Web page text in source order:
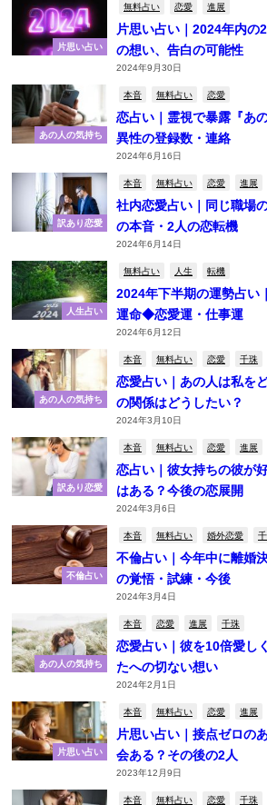
片思い占い
無料占い 恋愛 進展
片思い占い｜2024年内の
の想い、告白の可能性
2024年9月30日
あの人の気持ち
本音 無料占い 恋愛
恋占い｜霊視で暴露『あ
異性の登録数・連絡
2024年6月16日
訳あり恋愛
本音 無料占い 恋愛 進展
社内恋愛占い｜同じ職場
の本音・2人の恋転機
2024年6月14日
人生占い
無料占い 人生 転機
2024年下半期の運勢占い
運命◆恋愛運・仕事運
2024年6月12日
あの人の気持ち
本音 無料占い 恋愛 千珠
恋愛占い｜あの人は私を
の関係はどうしたい？
2024年3月10日
訳あり恋愛
本音 無料占い 恋愛 進展
恋占い｜彼女持ちの彼が
はある？今後の恋展開
2024年3月6日
不倫占い
本音 無料占い 婚外恋愛
不倫占い｜今年中に離婚
の覚悟・試練・今後
2024年3月4日
あの人の気持ち
本音 恋愛 進展 千珠
恋愛占い｜彼を10倍愛し
たへの切ない想い
2024年2月1日
片思い占い
本音 無料占い 恋愛 進展
片思い占い｜接点ゼロの
会ある？その後の2人
2023年12月9日
本音 無料占い 恋愛 千珠